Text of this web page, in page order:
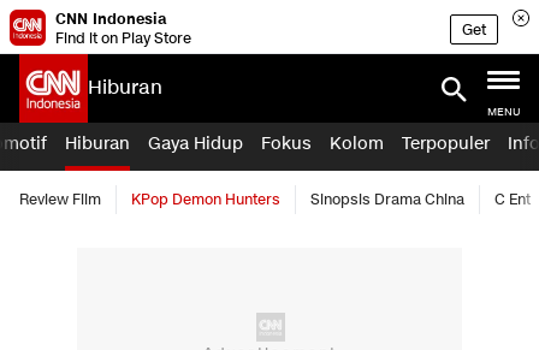
CNN Indonesia
Find it on Play Store
Get
Hiburan
MENU
Hiburan Gaya Hidup Fokus Kolom Terpopuler
Review Film KPop Demon Hunters Sinopsis Drama China C Ent